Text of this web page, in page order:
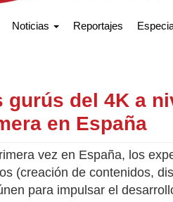
Noticias Reportajes
gurús del 4K a
en España
vez en España, los
(creación de contenidos,
para impulsar el